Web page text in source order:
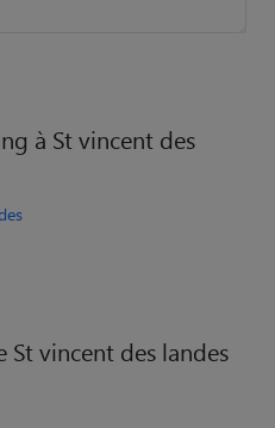
à St vincent des
vincent des landes